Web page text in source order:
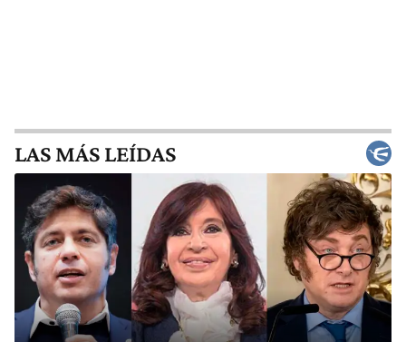
LAS MÁS LEÍDAS